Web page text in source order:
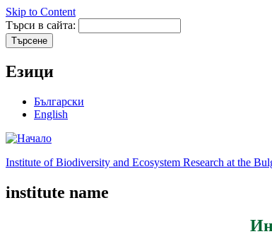
Skip to Content
Търси в сайта:
Езици
Български
English
Institute of Biodiversity and Ecosystem Research at the
institute name